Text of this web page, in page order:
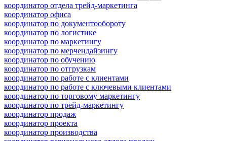
координатор отдела трейд-маркетинга
координатор офиса
координатор по документообороту
координатор по логистике
координатор по маркетингу
координатор по мерчендайзингу
координатор по обучению
координатор по отгрузкам
координатор по работе с клиентами
координатор по работе с ключевыми клиентами
координатор по торговому маркетингу
координатор по трейд-маркетингу
координатор продаж
координатор проекта
координатор производства